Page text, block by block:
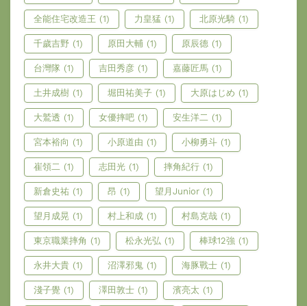
全能住宅改造王 (1) 力皇猛 (1) 北原光騎 (1)
千歲吉野 (1) 原田大輔 (1) 原辰德 (1)
台灣隊 (1) 吉田秀彦 (1) 嘉藤匠馬 (1)
土井成樹 (1) 堀田祐美子 (1) 大原はじめ (1)
大鷲透 (1) 女優摔吧 (1) 安生洋二 (1)
宮本裕向 (1) 小原道由 (1) 小柳勇斗 (1)
崔領二 (1) 志田光 (1) 摔角紀行 (1)
新倉史祐 (1) 昂 (1) 望月Junior (1)
望月成晃 (1) 村上和成 (1) 村島克哉 (1)
東京職業摔角 (1) 松永光弘 (1) 棒球12強 (1)
永井大貴 (1) 沼澤邪鬼 (1) 海豚戰士 (1)
淺子覺 (1) 澤田敦士 (1) 濱亮太 (1)